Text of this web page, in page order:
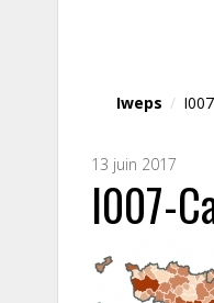
Iweps /
13 juin 2017
I007-